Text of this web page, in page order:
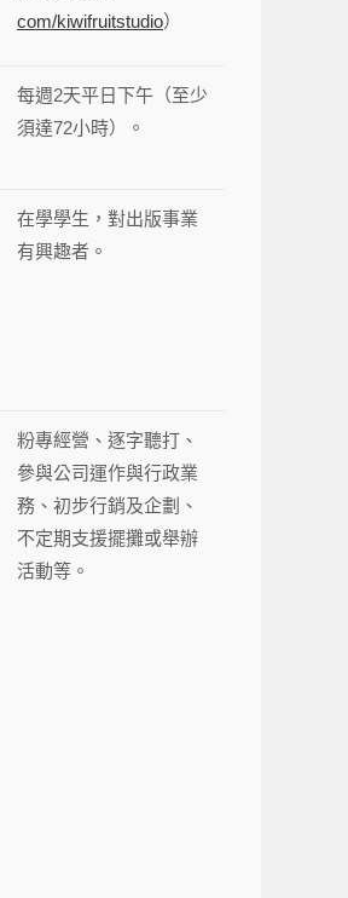
com/kiwifruitstudio）
每週2天平日下午（至少
須達72小時）。
在學學生，對出版事業
有興趣者。
粉專經營、逐字聽打、
參與公司運作與行政業
務、初步行銷及企劃、
不定期支援擺攤或舉辦
活動等。